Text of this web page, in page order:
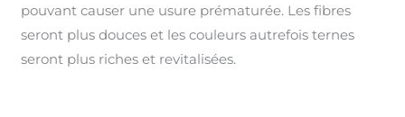
pouvant causer une usure prématurée. Les fibres
seront plus douces et les couleurs autrefois ternes
seront plus riches et revitalisées.